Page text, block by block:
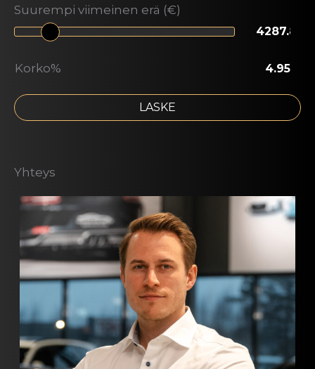
Suurempi viimeinen erä (€)
Korko%
LASKE
Yhteys